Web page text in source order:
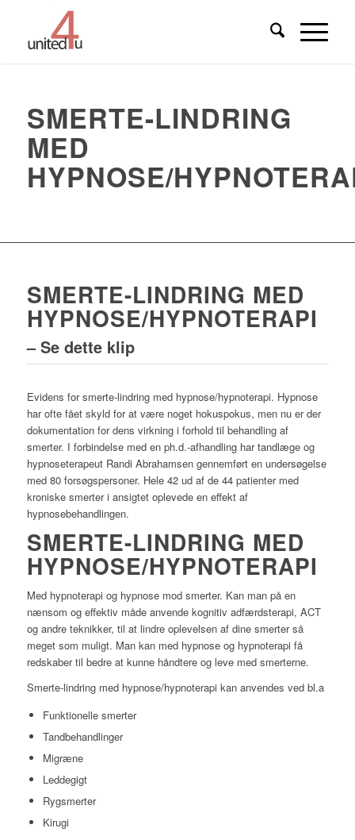
SMERTE-LINDRING
MED
HYPNOSE/
SMERTE-LINDRING MED
HYPNOSE/HYPNOTERAPI
– Se dette klip
Evidens for smerte-lindring med hypnose/hypnoterapi. Hypnose
har ofte fået skyld for at være noget hokuspokus, men nu er der
dokumentation for dens virkning i forhold til behandling af
smerter. I forbindelse med en ph.d.-afhandling har tandlæge og
hypnoseterapeut Randi Abrahamsen gennemført en undersøgelse
med 80 forsøgspersoner. Hele 42 ud af de 44 patienter med
kroniske smerter i ansigtet oplevede en effekt af
hypnosebehandlingen.
SMERTE-LINDRING MED
HYPNOSE/HYPNOTERAPI
Med hypnoterapi og hypnose mod smerter. Kan man på en
nænsom og effektiv måde anvende kognitiv adfærdsterapi, ACT
og andre teknikker, til at lindre oplevelsen af dine smerter så
meget som muligt. Man kan med hypnose og hypnoterapi få
redskaber til bedre at kunne håndtere og leve med smerterne.
Smerte-lindring med hypnose/hypnoterapi kan anvendes ved bl.a
Funktionelle smerter
Tandbehandlinger
Migræne
Leddegigt
Rygsmerter
Kirugi